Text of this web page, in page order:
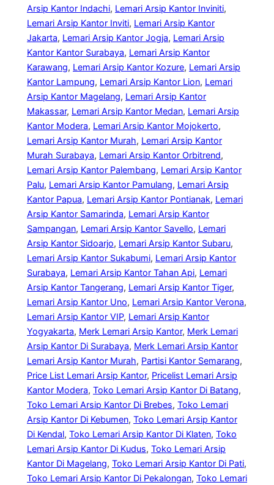
Arsip Kantor Indachi, Lemari Arsip Kantor Inviniti
Lemari Arsip Kantor Inviti, Lemari Arsip Kantor
Jakarta, Lemari Arsip Kantor Jogja, Lemari Arsip
Kantor Kantor Surabaya, Lemari Arsip Kantor
Karawang, Lemari Arsip Kantor Kozure, Lemari Arsip
Kantor Lampung, Lemari Arsip Kantor Lion, Lemari
Arsip Kantor Magelang, Lemari Arsip Kantor
Makassar, Lemari Arsip Kantor Medan, Lemari Arsip
Kantor Modera, Lemari Arsip Kantor Mojokerto
Lemari Arsip Kantor Murah, Lemari Arsip Kantor
Murah Surabaya, Lemari Arsip Kantor Orbitrend
Lemari Arsip Kantor Palembang, Lemari Arsip Kantor
Palu, Lemari Arsip Kantor Pamulang, Lemari Arsip
Kantor Papua, Lemari Arsip Kantor Pontianak, Lemari
Arsip Kantor Samarinda, Lemari Arsip Kantor
Sampangan, Lemari Arsip Kantor Savello, Lemari
Arsip Kantor Sidoarjo, Lemari Arsip Kantor Subaru
Lemari Arsip Kantor Sukabumi, Lemari Arsip Kantor
Surabaya, Lemari Arsip Kantor Tahan Api, Lemari
Arsip Kantor Tangerang, Lemari Arsip Kantor Tiger
Lemari Arsip Kantor Uno, Lemari Arsip Kantor Verona
Lemari Arsip Kantor VIP, Lemari Arsip Kantor
Yogyakarta, Merk Lemari Arsip Kantor, Merk Lemari
Arsip Kantor Di Surabaya, Merk Lemari Arsip Kantor
Lemari Arsip Kantor Murah, Partisi Kantor Semarang
Price List Lemari Arsip Kantor, Pricelist Lemari Arsip
Kantor Modera, Toko Lemari Arsip Kantor Di Batang
Toko Lemari Arsip Kantor Di Brebes, Toko Lemari
Arsip Kantor Di Kebumen, Toko Lemari Arsip Kantor
Di Kendal, Toko Lemari Arsip Kantor Di Klaten, Toko
Lemari Arsip Kantor Di Kudus, Toko Lemari Arsip
Kantor Di Magelang, Toko Lemari Arsip Kantor Di Pati
Toko Lemari Arsip Kantor Di Pekalongan, Toko Lemari